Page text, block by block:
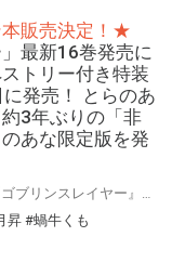
販売決定！★
最新16巻発売に
トリー付き特装
発売！ とらのあ
3年ぶりの「非
あな限定版を発
昇#蝸牛くも